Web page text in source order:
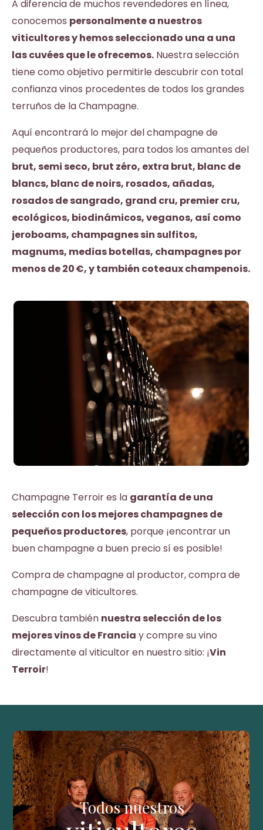
A diferencia de muchos revendedores en línea,
conocemos personalmente a nuestros
viticultores y hemos seleccionado una a una
las cuvées que le ofrecemos. Nuestra selección
tiene como objetivo permitirle descubrir con total
confianza vinos procedentes de todos los grandes
terruños de la Champagne.
Aquí encontrará lo mejor del champagne de
pequeños productores, para todos los amantes del
brut, semi seco, brut zéro, extra brut, blanc de
blancs, blanc de noirs, rosados, añadas,
rosados de sangrado, grand cru, premier cru,
ecológicos, biodinámicos,veganos, así como
jeroboams, champagnes sin sulfitos,
magnums, medias botellas, champagnes por
menos de 20 €, y también coteaux champenois.
Champagne Terroir es la garantía de una
selección con los mejores champagnes de
pequeños productores, porque ¡encontrar un
buen champagne a buen precio sí es posible!
Compra de champagne al productor, compra de
champagne de viticultores.
Descubra también nuestra selección de los
mejores vinos de Francia y compre su vino
directamente al viticultor en nuestro sitio: ¡Vin
Terroir!
Todos nuestros